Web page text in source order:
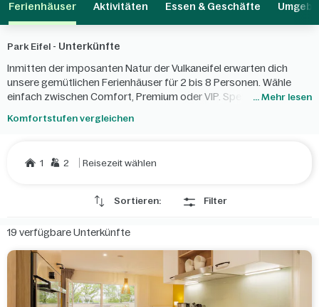
Ferienhäuser Aktivitäten Essen & Geschäfte
Park Eifel - Unterkünfte
Inmitten der imposanten Natur der Vulkaneifel erwarten dich
unsere gemütlichen Ferienhäuser für 2 bis 8 Personen. Wähle
einfach zwischen Comfort, Premium oder VIP. Speziell für
Ferienhaus.
... Mehr lesen
Komfortstufen vergleichen
1 2 Reisezeit wählen
Sortieren: Filter
19 verfügbare Unterkünfte